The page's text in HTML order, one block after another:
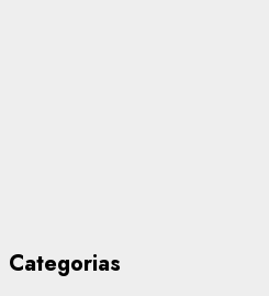
Categorias